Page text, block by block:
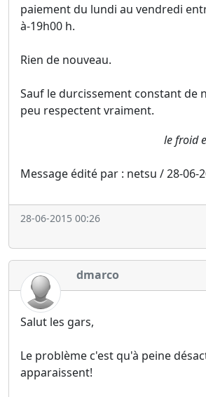
paiement du lundi au vendredi
à-19h00 h.
Rien de nouveau.
Sauf le durcissement constant de
peu respectent vraiment.
le froid
Message édité par : netsu / 28-06-
28-06-2015 00:26
dmarco
Salut les gars,
Le problème c'est qu'à peine
apparaissent!